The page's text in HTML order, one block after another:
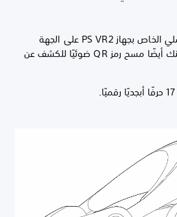
يمكن العثور على الرقم التسلسلي الخاص بجهاز PS VR2 على الجهة
الداخلية من حاجب الضوء. يمكنك أيضًا مسح رمز QR ضوئيًا للكشف عن